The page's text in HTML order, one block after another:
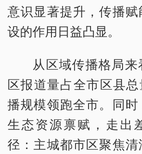
意识显著提升，传播
设的作用日益凸显。
从区域传播格局
区报道量占全市区县
播规模领跑全市。同时
生态资源禀赋，走出
径：主城都市区聚焦